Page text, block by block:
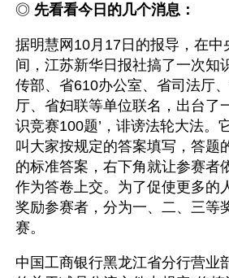
◎ 先看看今日的几个消息：
据明慧网10月17日的报导，在中
间，江苏新华日报社搞了一次知
传部、省610办公室、省司法厅
厅、省妇联等单位联名，出台了
识竞赛100题’，诽谤法轮大法。
叫大家按规定的答案填写，答题
的标准答案，右下角就让参赛者
作为答卷上交。为了促使更多的
奖励参赛者，分为一、二、三等
赛。
中国工商银行黑龙江省分行营业